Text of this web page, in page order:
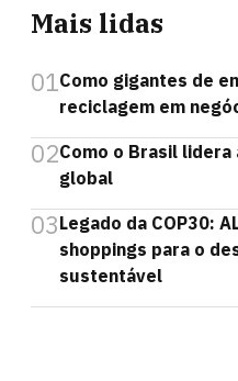
Mais lidas
01Como gigantes de
reciclagem em
02Como o Brasil
global
03Legado da COP30:
shoppings para o
sustentável